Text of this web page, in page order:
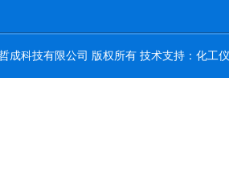
成科技有限公司 版权所有 技术支持： 化工